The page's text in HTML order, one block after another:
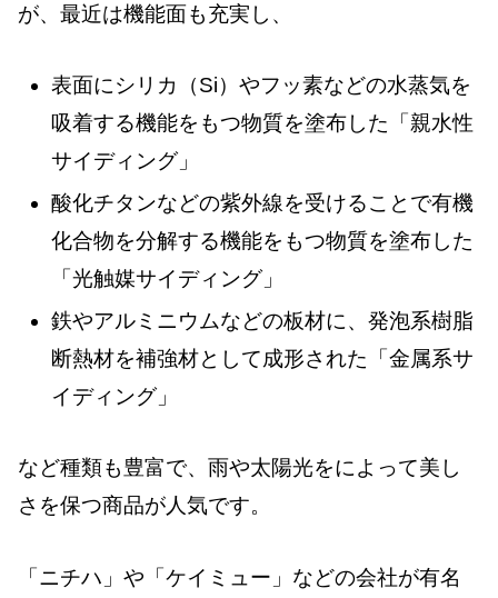
が、最近は機能面も充実し、
表面にシリカ（Si）やフッ素などの水蒸気を
吸着する機能をもつ物質を塗布した「親水性
サイディング」
酸化チタンなどの紫外線を受けることで有機
化合物を分解する機能をもつ物質を塗布した
「光触媒サイディング」
鉄やアルミニウムなどの板材に、発泡系樹脂
断熱材を補強材として成形された「金属系サ
イディング」
など種類も豊富で、雨や太陽光をによって美し
さを保つ商品が人気です。
「ニチハ」や「ケイミュー」などの会社が有名